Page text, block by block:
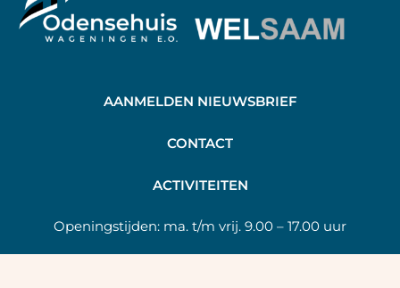
AANMELDEN NIEUWSBRIEF
CONTACT
ACTIVITEITEN
Openingstijden: ma. t/m vrij. 9.00 – 17.00 uur